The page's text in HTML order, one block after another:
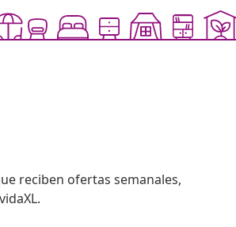
reciben ofertas semanales,